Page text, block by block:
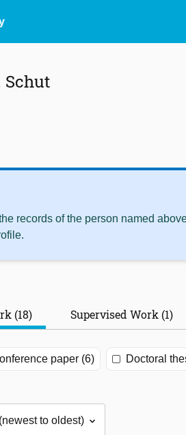
Schut
records of the person named
(18) Supervised Work (1)
paper (6) Doctoral